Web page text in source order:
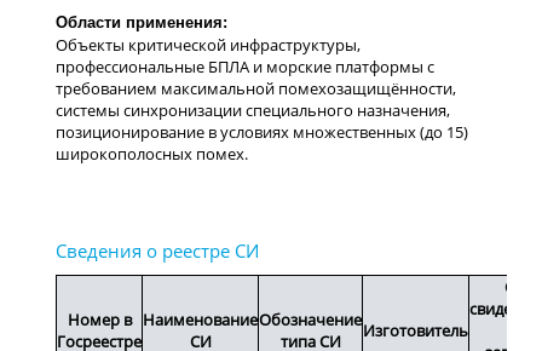
Области применения:
Номер в
Госреестре
Наименование
СИ
Обозначение
типа СИ
Изготовитель
Срок